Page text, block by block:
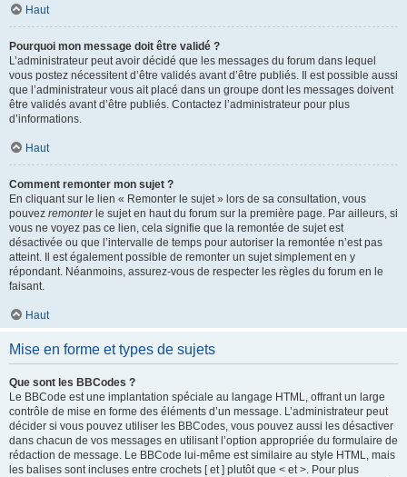
Haut
Pourquoi mon message doit être validé ?
L’administrateur peut avoir décidé que les messages du forum dans lequel
vous postez nécessitent d’être validés avant d’être publiés. Il est possible aussi
que l’administrateur vous ait placé dans un groupe dont les messages doivent
être validés avant d’être publiés. Contactez l’administrateur pour plus
d’informations.
Haut
Comment remonter mon sujet ?
En cliquant sur le lien « Remonter le sujet » lors de sa consultation, vous
pouvez remonterle sujet en haut du forum sur la première page. Par ailleurs, si
vous ne voyez pas ce lien, cela signifie que la remontée de sujet est
désactivée ou que l’intervalle de temps pour autoriser la remontée n’est pas
atteint. Il est également possible de remonter un sujet simplement en y
répondant. Néanmoins, assurez-vous de respecter les règles du forum en le
faisant.
Haut
Mise en forme et types de sujets
Que sont les BBCodes ?
Le BBCode est une implantation spéciale au langage HTML, offrant un large
contrôle de mise en forme des éléments d’un message. L’administrateur peut
décider si vous pouvez utiliser les BBCodes, vous pouvez aussi les désactiver
dans chacun de vos messages en utilisant l’option appropriée du formulaire de
rédaction de message. Le BBCode lui-même est similaire au style HTML, mais
les balises sont incluses entre crochets [ et ] plutôt que < et >. Pour plus